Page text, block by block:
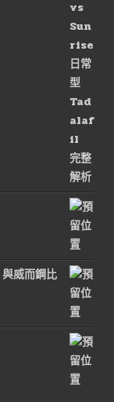
威而鋼比